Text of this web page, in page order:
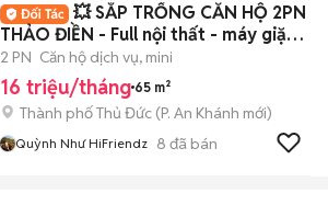
💥 SẮP TRỐNG CĂN HỘ 2PN
THẢO ĐIỀN - Full nội thất - máy giặt
riêng
2 PN Căn hộ dịch vụ, mini
16 triệu/tháng 65 m²
Thành phố Thủ Đức (P. An Khánh mới)
Quỳnh Như HiFriendz 8 đã bán